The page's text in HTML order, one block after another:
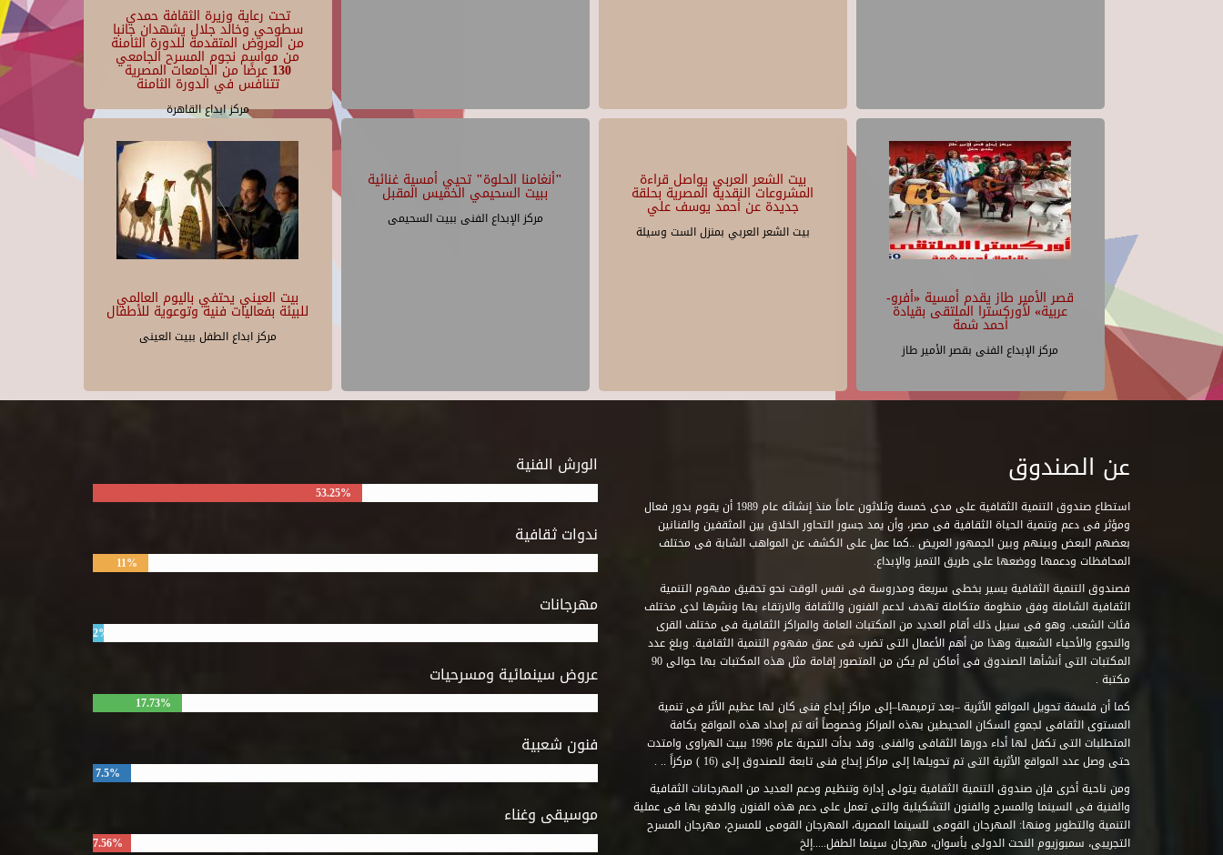
تحت رعاية وزيرة الثقافة حمدي
سطوحي وخالد جلال يشهدان جانبا
من العروض المتقدمة للدورة الثامنة
من مواسم نجوم المسرح الجامعي
130 عرضًا من الجامعات المصرية
تتنافس في الدورة الثامنة
مركز ابداع القاهرة
بيت العيني يحتفي باليوم العالمي
للبيئة بفعاليات فنية وتوعوية للأطفال
مركز ابداع الطفل ببيت العينى
"أنغامنا الحلوة" تحيي أمسية غنائية
ببيت السحيمي الخميس المقبل
مركز الإبداع الفنى ببيت السحيمى
بيت الشعر العربي يواصل قراءة
المشروعات النقدية المصرية بحلقة
جديدة عن أحمد يوسف علي
بيت الشعر العربي بمنزل الست وسيلة
قصر الأمير طاز يقدم أمسية «أفرو-
عربية» لأوركسترا الملتقى بقيادة
أحمد شمة
مركز الإبداع الفنى بقصر الأمير طاز
الورش الفنية
53.25%
ندوات ثقافية
11%
مهرجانات
2%
عروض سينمائية ومسرحيات
17.73%
فنون شعبية
7.5%
موسيقى وغناء
7.56%
عن الصندوق
استطاع صندوق التنمية الثقافية على مدى خمسة وثلاثون عاماً منذ إنشائه عام 1989 أن يقوم بدور فعال
ومؤثر فى دعم وتنمية الحياة الثقافية فى مصر، وأن يمد جسور التحاور الخلاق بين المثقفين والفنانين
بعضهم البعض وبينهم وبين الجمهور العريض ..كما عمل على الكشف عن المواهب الشابة فى مختلف
المحافظات ودعمها ووضعها على طريق التميز والإبداع.
فصندوق التنمية الثقافية يسير بخطى سريعة ومدروسة فى نفس الوقت نحو تحقيق مفهوم التنمية
الثقافية الشاملة وفق منظومة متكاملة تهدف لدعم الفنون والثقافة والارتقاء بها ونشرها لدى مختلف
فئات الشعب. وهو فى سبيل ذلك أقام العديد من المكتبات العامة والمراكز الثقافية فى مختلف القرى
والنجوع والأحياء الشعبية وهذا من أهم الأعمال التى تضرب فى عمق مفهوم التنمية الثقافية. وبلغ عدد
المكتبات التى أنشأها الصندوق فى أماكن لم يكن من المتصور إقامة مثل هذه المكتبات بها حوالى 90
مكتبة .
كما أن فلسفة تحويل المواقع الأثرية –بعد ترميمها–إلى مراكز إبداع فنى كان لها عظيم الأثر فى تنمية
المستوى الثقافى لجموع السكان المحيطين بهذه المراكز وخصوصاً أنه تم إمداد هذه المواقع بكافة
المتطلبات التى تكفل لها أداء دورها الثقافى والفنى. وقد بدأت التجربة عام 1996 ببيت الهراوى وامتدت
حتى وصل عدد المواقع الأثرية التى تم تحويلها إلى مراكز إبداع فنى تابعة للصندوق إلى (16 ) مركزاً .. .
ومن ناحية أخرى فإن صندوق التنمية الثقافية يتولى إدارة وتنظيم ودعم العديد من المهرجانات الثقافية
والفنية فى السينما والمسرح والفنون التشكيلية والتى تعمل على دعم هذه الفنون والدفع بها فى عملية
التنمية والتطوير ومنها: المهرجان القومى للسينما المصرية، المهرجان القومى للمسرح، مهرجان المسرح
التجريبى، سمبوزيوم النحت الدولى بأسوان، مهرجان سينما الطفل.....إلخ